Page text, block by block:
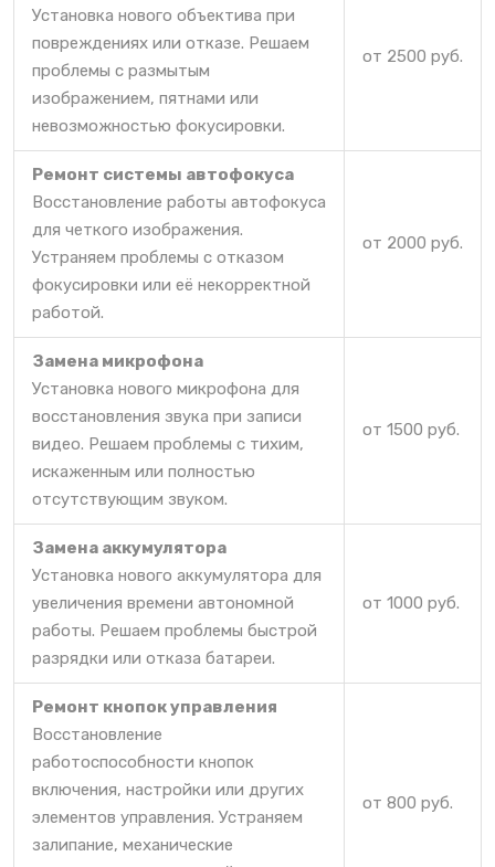
Установка нового объектива при
повреждениях или отказе. Решаем
проблемы с размытым
изображением, пятнами или
невозможностью фокусировки.
от 2500 руб.
Ремонт системы автофокуса
Восстановление работы автофокуса
для четкого изображения.
Устраняем проблемы с отказом
фокусировки или её некорректной
работой.
от 2000 руб.
Замена микрофона
Установка нового микрофона для
восстановления звука при записи
видео. Решаем проблемы с тихим,
искаженным или полностью
отсутствующим звуком.
от 1500 руб.
Замена аккумулятора
Установка нового аккумулятора для
увеличения времени автономной
работы. Решаем проблемы быстрой
разрядки или отказа батареи.
от 1000 руб.
Ремонт кнопок управления
Восстановление
работоспособности кнопок
включения, настройки или других
элементов управления. Устраняем
залипание, механические
от 800 руб.